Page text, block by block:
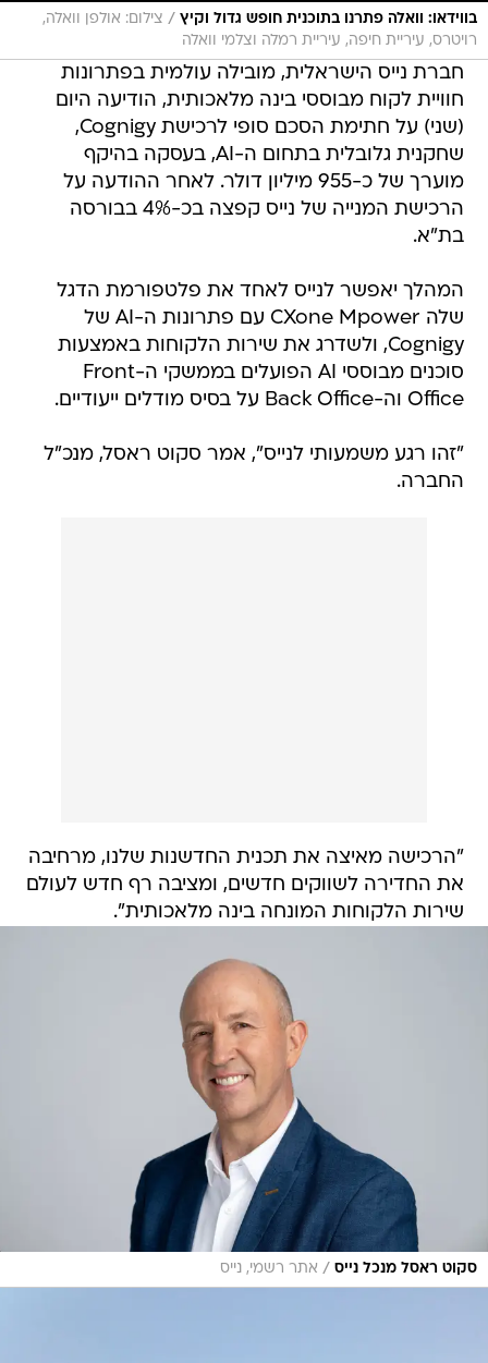
בווידאו: וואלה פתרנו בתוכנית חופש גדול וקיץ / צילום: אולפן וואלה,
רויטרס, עיריית חיפה, עיריית רמלה וצלמי וואלה
חברת נייס הישראלית, מובילה עולמית בפתרונות
חוויית לקוח מבוססי בינה מלאכותית, הודיעה היום
(שני) על חתימת הסכם סופי לרכישת Cognigy,
שחקנית גלובלית בתחום ה-AI, בעסקה בהיקף
מוערך של כ-955 מיליון דולר. לאחר ההודעה על
הרכישת המנייה של נייס קפצה בכ-4% בבורסה
בת"א.
המהלך יאפשר לנייס לאחד את פלטפורמת הדגל
שלה CXone Mpower עם פתרונות ה-AI של
Cognigy, ולשדרג את שירות הלקוחות באמצעות
סוכנים מבוססי AI הפועלים בממשקי ה-Front
Office וה-Back Office על בסיס מודלים ייעודיים.
"זהו רגע משמעותי לנייס", אמר סקוט ראסל, מנכ"ל
החברה.
"הרכישה מאיצה את תכנית החדשנות שלנו, מרחיבה
את החדירה לשווקים חדשים, ומציבה רף חדש לעולם
שירות הלקוחות המונחה בינה מלאכותית".
סקוט ראסל מנכל נייס / אתר רשמי, נייס